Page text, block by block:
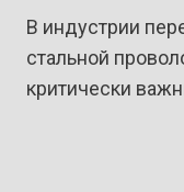
В индустрии
стальной
критически